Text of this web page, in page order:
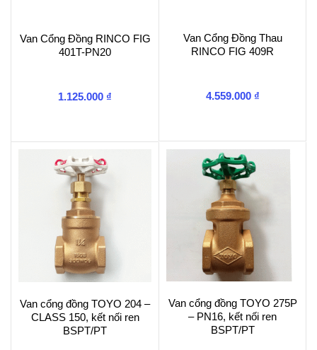
Van Cổng Đồng RINCO FIG
401T-PN20
1.125.000 ₫
Van Cổng Đồng Thau
RINCO FIG 409R
4.559.000 ₫
Van cổng đồng TOYO 204 –
CLASS 150, kết nối ren
BSPT/PT
Van cổng đồng TOYO 275P
– PN16, kết nối ren
BSPT/PT